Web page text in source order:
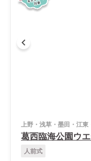
上野・浅草・墨田・江東
葛西臨海公園ウ
人前式